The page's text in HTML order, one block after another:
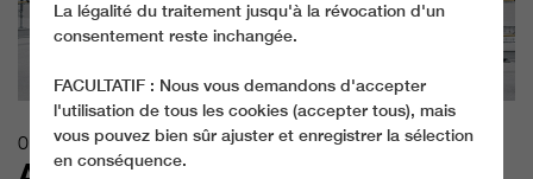
01.12.2021
La légalité du traitement jusqu'à la révocation d'un
consentement reste inchangée.
FACULTATIF : Nous vous demandons d'accepter
l'utilisation de tous les cookies (accepter tous), mais
vous pouvez bien sûr ajuster et enregistrer la sélection
en conséquence.